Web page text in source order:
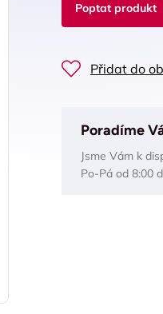
Poptat produkt
Přidat do
Poradíme
Jsme Vám k
Po-Pá od 8:00